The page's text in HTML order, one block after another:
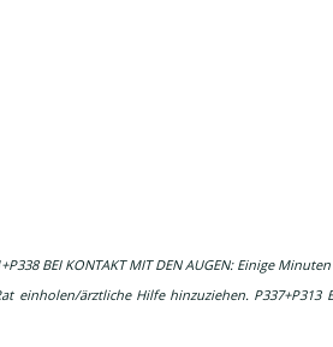
BEI KONTAKT MIT DEN AUGEN: Einige
einholen/ärztliche Hilfe hinzuziehen. P337+P313